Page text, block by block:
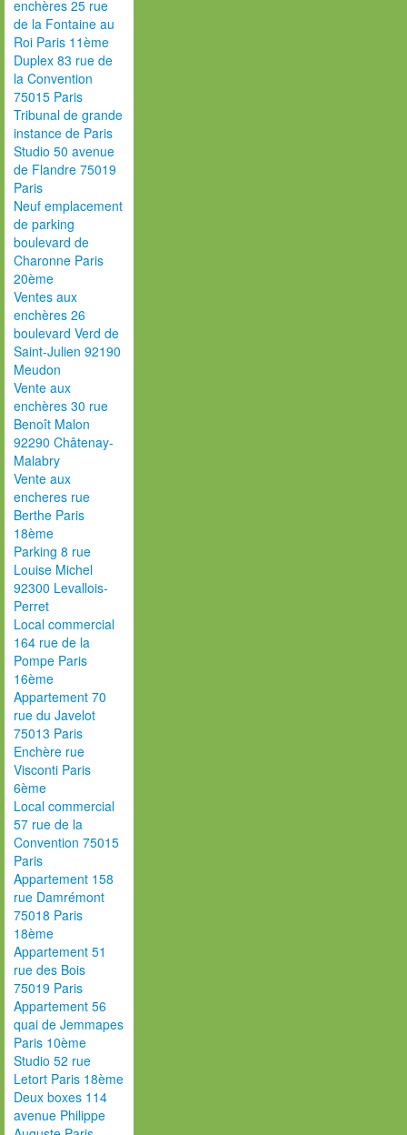
enchères 25 rue
de la Fontaine au
Roi Paris 11ème
Duplex 83 rue de
la Convention
75015 Paris
Tribunal de grande
instance de Paris
Studio 50 avenue
de Flandre 75019
Paris
Neuf emplacement
de parking
boulevard de
Charonne Paris
20ème
Ventes aux
enchères 26
boulevard Verd de
Saint-Julien 92190
Meudon
Vente aux
enchères 30 rue
Benoît Malon
92290 Châtenay-
Malabry
Vente aux
encheres rue
Berthe Paris
18ème
Parking 8 rue
Louise Michel
92300 Levallois-
Perret
Local commercial
164 rue de la
Pompe Paris
16ème
Appartement 70
rue du Javelot
75013 Paris
Enchère rue
Visconti Paris
6ème
Local commercial
57 rue de la
Convention 75015
Paris
Appartement 158
rue Damrémont
75018 Paris
18ème
Appartement 51
rue des Bois
75019 Paris
Appartement 56
quai de Jemmapes
Paris 10ème
Studio 52 rue
Letort Paris 18ème
Deux boxes 114
avenue Philippe